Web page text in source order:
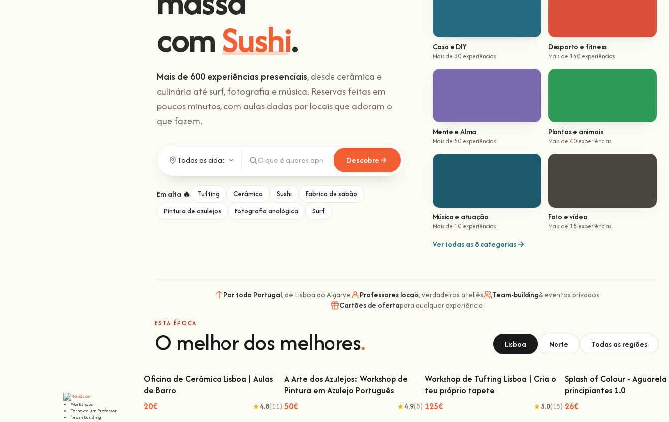
Workshops
Torna-te um Professor
Team Building
comSushi.
Mais de 600 experiências presenciais, desde cerâmica e
culinária até surf, fotografia e música. Reservas feitas em
poucos minutos, com aulas dadas por locais que adoram o
que fazem.
Descobre
Em alta 🔥 Tufting Cerâmica Sushi
Fabrico de sabão
Pintura de azulejos
Fotografia analógica Surf
Casa e DIY
Mais de 30 experiências
Desporto e fitness
Mais de 140 experiências
Mente e Alma
Mais de 50 experiências
Plantas e animais
Mais de 40 experiências
Música e atuação
Mais de 10 experiências
Foto e vídeo
Mais de 15 experiências
Ver todas as 8 categorias
Por todo Portugal, de Lisboa ao Algarve Professores locais, verdadeiros ateliês Team-building& eventos privados
Cartões de ofertapara qualquer experiência
ESTA ÉPOCA
O melhor dos melhores. Lisboa Norte Todas as regiões
Oficina de Cerâmica Lisboa | Aulas de
Oficina de Cerâmica Lisboa | Aulas
de Barro
20€
4.8(11)
A Arte dos Azulejos: Workshop de Pintura
A Arte dos Azulejos: Workshop de
Pintura em Azulejo Português
50€
4.9(5)
Workshop de Tufting Lisboa | Cria o teu
Workshop de Tufting Lisboa | Cria o
teu próprio tapete
125€
5.0(15)
Splash of Colour - Aguarela
Splash of Colour -
principiantes 1.0
26€